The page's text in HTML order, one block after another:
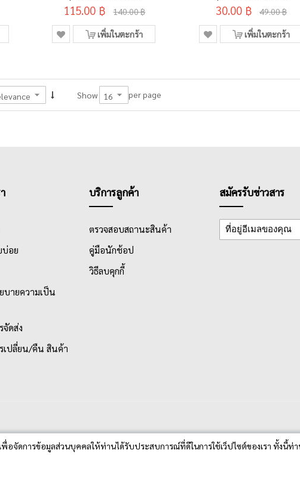
จัดการข้อมูลส่วนบุคคลให้ท่านได้รับประสบการณ์ที่ดีในการใช้เว็ปไซต์ของเรา ทั้งนี้ท่
115.00 ฿ 140.00 ฿
เพิ่มในตะกร้า
30.00 ฿ 49.00 ฿
เพิ่มในตะกร้า
Show per page
อย
บายความเป็น
จัดส่ง
เปลี่ยน/คืน สินค้า
บริการลูกค้า
ตรวจสอบสถานะสินค้า
คู่มือนักช้อป
วิธีลบคุกกี้
สมัครรับข่าวสาร